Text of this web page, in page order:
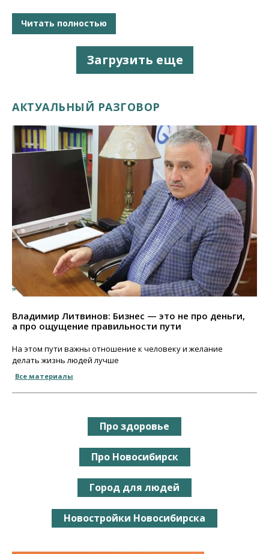
Читать полностью
Загрузить еще
АКТУАЛЬНЫЙ РАЗГОВОР
Владимир Литвинов: Бизнес — это не про деньги,
а про ощущение правильности пути
На этом пути важны отношение к человеку и желание
делать жизнь людей лучше
Все материалы
Про здоровье
Про Новосибирск
Город для людей
Новостройки Новосибирска